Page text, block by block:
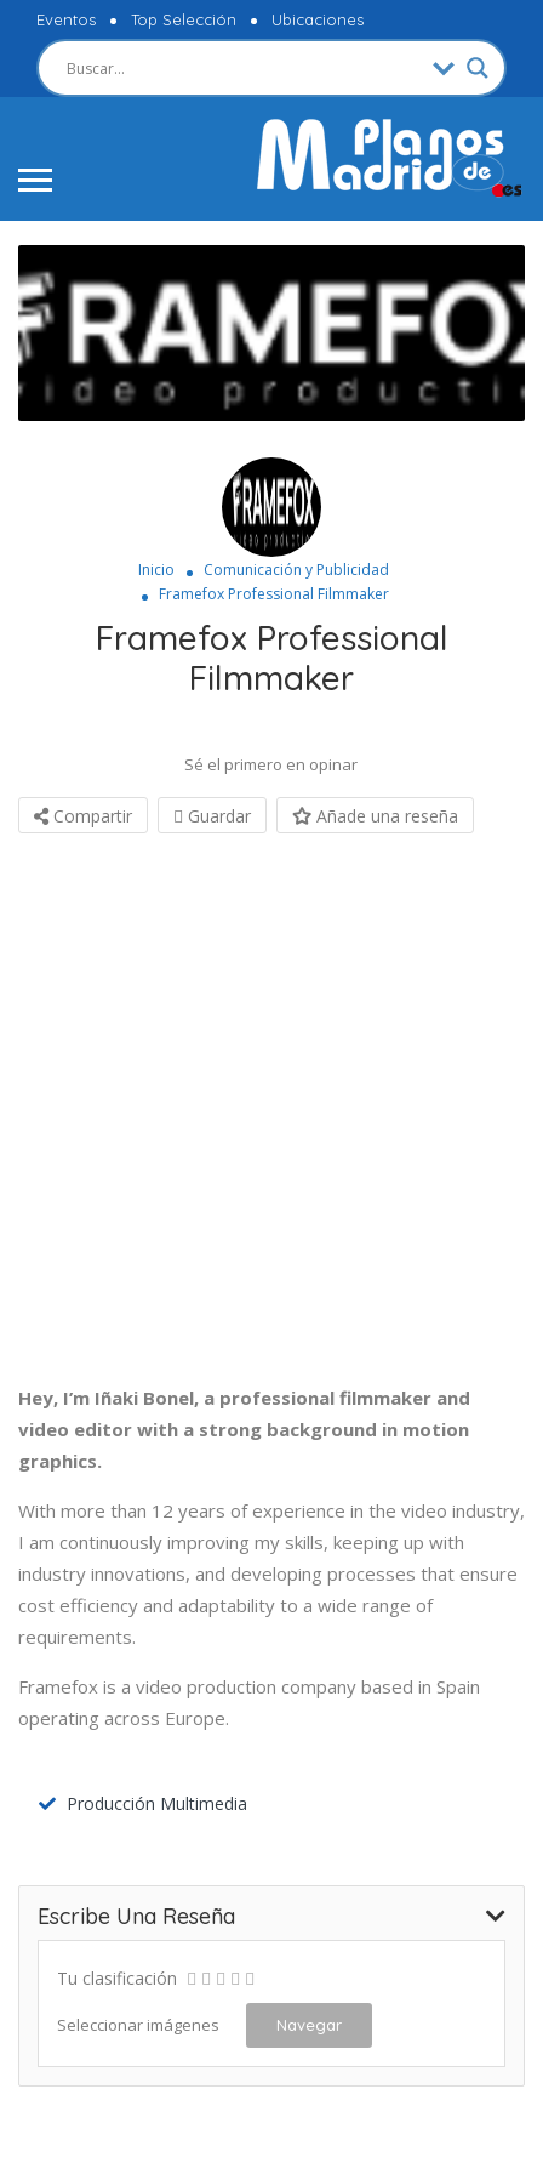
Eventos Top Selección Ubicaciones
Inicio
Comunicación y Publicidad
Framefox Professional Filmmaker
Framefox Professional
Filmmaker
Sé el primero en opinar
Compartir Guardar Añade una reseña
Hey, I’m Iñaki Bonel, a professional filmmaker and
video editor with a strong background in motion
graphics.
With more than 12 years of experience in the video industry,
I am continuously improving my skills, keeping up with
industry innovations, and developing processes that ensure
cost efficiency and adaptability to a wide range of
requirements.
Framefox is a video production company based in Spain
operating across Europe.
Producción Multimedia
Escribe Una Reseña
Tu clasificación
Seleccionar imágenes Navegar